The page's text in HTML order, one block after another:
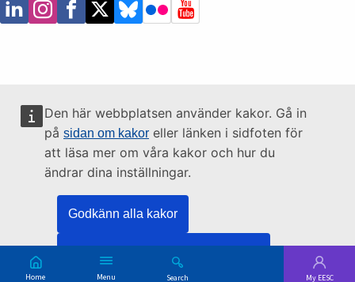
Den här webbplatsen använder kakor. Gå in
på sidan om kakor eller länken i sidfoten för
att läsa mer om våra kakor och hur du
ändrar dina inställningar.
Godkänn alla kakor
Menu
Skip Search My EESC